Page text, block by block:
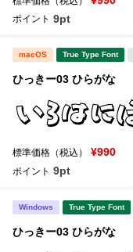
ポイント 9pt
macOS True Type Font
ひっきー03 ひらがな
標準価格（税込） ¥990
ポイント 9pt
Windows True Type Font
ひっきー03 ひらがな